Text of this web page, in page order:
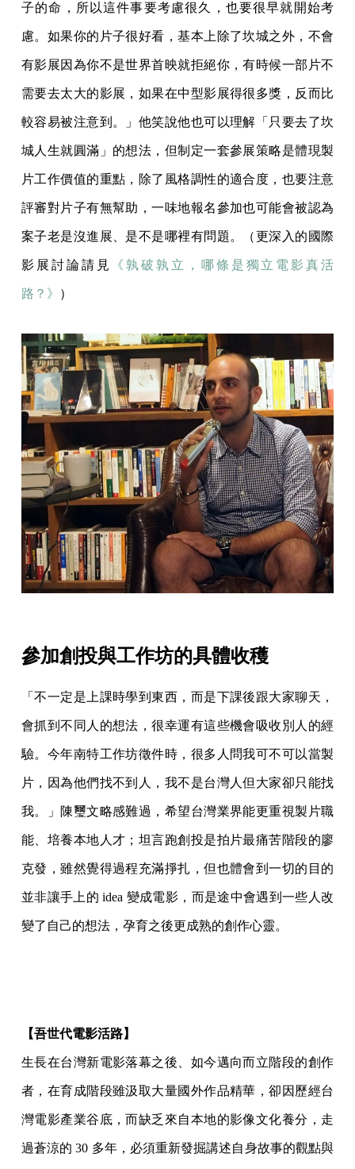
子的命，所以這件事要考慮很久，也要很早就開始考
慮。如果你的片子很好看，基本上除了坎城之外，不會
有影展因為你不是世界首映就拒絕你，有時候一部片不
需要去太大的影展，如果在中型影展得很多獎，反而比
較容易被注意到。」他笑說他也可以理解「只要去了坎
城人生就圓滿」的想法，但制定一套參展策略是體現製
片工作價值的重點，除了風格調性的適合度，也要注意
評審對片子有無幫助，一味地報名參加也可能會被認為
案子老是沒進展、是不是哪裡有問題。（更深入的國際
影展討論請見 《孰破孰立，哪條是獨立電影真活
路？》 ）
參加創投與工作坊的具體收穫
「不一定是上課時學到東西，而是下課後跟大家聊天，
會抓到不同人的想法，很幸運有這些機會吸收別人的經
驗。今年南特工作坊徵件時，很多人問我可不可以當製
片，因為他們找不到人，我不是台灣人但大家卻只能找
我。」陳璽文略感難過，希望台灣業界能更重視製片職
能、培養本地人才；坦言跑創投是拍片最痛苦階段的廖
克發，雖然覺得過程充滿掙扎，但也體會到一切的目的
並非讓手上的 idea 變成電影，而是途中會遇到一些人改
變了自己的想法，孕育之後更成熟的創作心靈。
【吾世代電影活路】
生長在台灣新電影落幕之後、如今邁向而立階段的創作
者，在育成階段雖汲取大量國外作品精華，卻因歷經台
灣電影產業谷底，而缺乏來自本地的影像文化養分，走
過蒼涼的 30 多年，必須重新發掘講述自身故事的觀點與